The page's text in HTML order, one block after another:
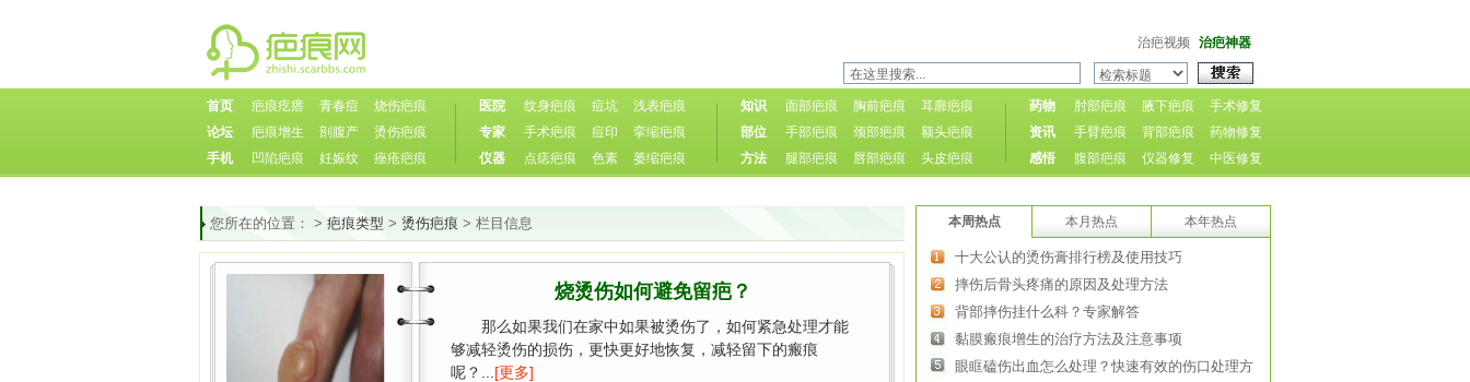
治疤神器
治疤视频
首页 疤痕疙瘩 青春痘
烧伤疤痕
论坛
疤痕增生 剖腹产
烫伤疤痕
手机
凹陷疤痕 妊娠纹 痤疮疤痕
医院 纹身疤痕 痘坑
浅表疤痕
专家
手术疤痕 痘印
挛缩疤痕
仪器
点痣疤痕 色素 萎缩疤痕
知识 面部疤痕 胸前疤痕
耳廓疤痕
部位
手部疤痕 颈部疤痕
额头疤痕
方法
腿部疤痕 唇部疤痕 头皮疤痕
药物 肘部疤痕 腋下疤痕
手术修复
资讯
手臂疤痕 背部疤痕
药物修复
感悟
腹部疤痕 仪器修复 中医修复
您所在的位置： > 疤痕类型 > 烫伤疤痕 > 栏目信息
烧烫伤如何避免留疤？
那么如果我们在家中如果被烫伤了，如何紧急处理才能
够减轻烫伤的损伤，更快更好地恢复，减轻留下的瘢痕
呢？... [更多]
本周热点 本月热点 本年热点
十大公认的烫伤膏排行榜及使用技巧
摔伤后骨头疼痛的原因及处理方法
背部摔伤挂什么科？专家解答
黏膜瘢痕增生的治疗方法及注意事项
眼眶磕伤出血怎么处理？快速有效的伤口处理方